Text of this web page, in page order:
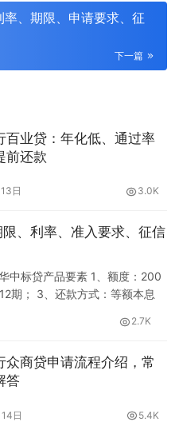
、期限、申请要求、征
下一篇
百业贷：年化低、通过率
前还款
日 3.0K
、利率、准入要求、征信
中标贷产品要素 1、额度：200
期； 3、还款方式：等额本息
； 风险档：0.95%—
2.7K
众商贷申请流程介绍，常
答
日 5.4K